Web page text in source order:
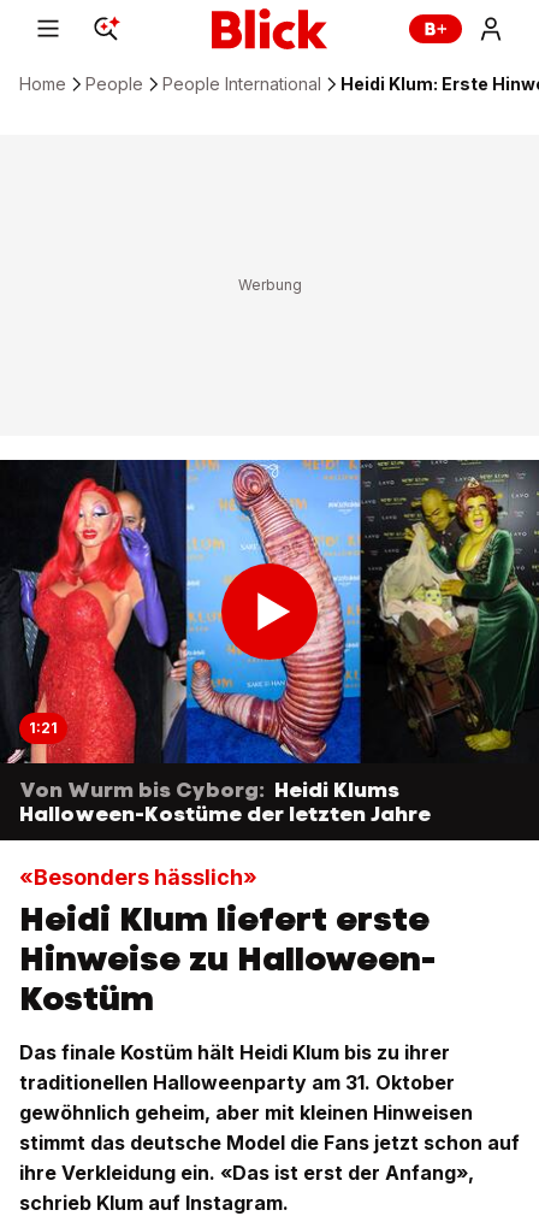
Home People People International Heidi Klum: Erste
1:21
Von Wurm bis Cyborg: Heidi Klums
Halloween-Kostüme der letzten Jahre
«Besonders hässlich»
Heidi Klum liefert erste
Hinweise zu Halloween-
Kostüm
Das finale Kostüm hält Heidi Klum bis zu ihrer
traditionellen Halloweenparty am 31. Oktober
gewöhnlich geheim, aber mit kleinen Hinweisen
stimmt das deutsche Model die Fans jetzt schon auf
ihre Verkleidung ein. «Das ist erst der Anfang»,
schrieb Klum auf Instagram.